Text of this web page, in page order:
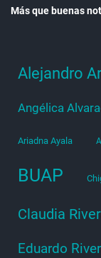
Más que buenas
Alejandro
Angélica
Ariadna Ayala
BUAP
Claudia
Eduardo